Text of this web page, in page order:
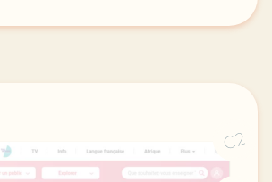
votre vie privee est une priorite
C2